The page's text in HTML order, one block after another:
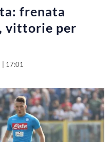
frenata
vittorie per
17:01